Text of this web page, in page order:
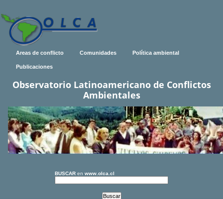
Areas de conflicto Comunidades Política ambiental
Publicaciones
Observatorio Latinoamericano de Conflictos
Ambientales
BUSCAR en www.olca.cl